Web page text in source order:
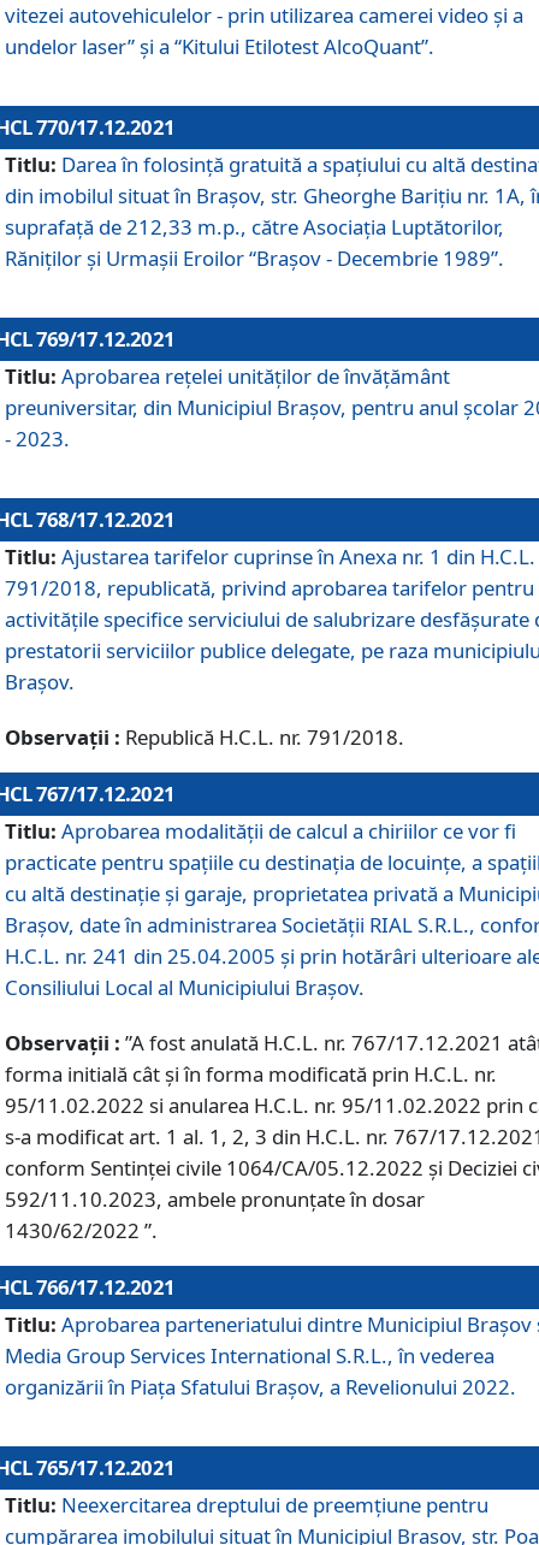
vitezei autovehiculelor - prin utilizarea camerei video și a
undelor laser” și a “Kitului Etilotest AlcoQuant”.
770/17.12.2021
Titlu: Darea în folosinţă gratuită a spaţiului cu altă
din imobilul situat în Braşov, str. Gheorghe Bariţiu nr. 1A,
suprafaţă de 212,33 m.p., către Asociaţia Luptătorilor,
Răniţilor şi Urmaşii Eroilor “Braşov - Decembrie 1989”.
769/17.12.2021
Titlu: Aprobarea reţelei unităţilor de învăţământ
preuniversitar, din Municipiul Braşov, pentru anul şcolar
- 2023.
768/17.12.2021
Titlu: Ajustarea tarifelor cuprinse în Anexa nr. 1 din H.C.L.
791/2018, republicată, privind aprobarea tarifelor pentru
activităţile specifice serviciului de salubrizare desfăşurate
prestatorii serviciilor publice delegate, pe raza
Braşov.
Observații : Republică H.C.L. nr. 791/2018.
767/17.12.2021
Titlu: Aprobarea modalității de calcul a chiriilor ce vor fi
practicate pentru spaţiile cu destinaţia de locuinţe, a
cu altă destinaţie şi garaje, proprietatea privată a
Braşov, date în administrarea Societăţii RIAL S.R.L.,
H.C.L. nr. 241 din 25.04.2005 și prin hotărâri ulterioare
Consiliului Local al Municipiului Braşov.
Observații : ”A fost anulată H.C.L. nr. 767/17.12.2021
forma initială cât și în forma modificată prin H.C.L. nr.
95/11.02.2022 si anularea H.C.L. nr. 95/11.02.2022 prin
s-a modificat art. 1 al. 1, 2, 3 din H.C.L. nr. 767/
conform Sentinței civile 1064/CA/05.12.2022 și Deciziei
592/11.10.2023, ambele pronunțate în dosar
1430/62/2022 ”.
766/17.12.2021
Titlu: Aprobarea parteneriatului dintre Municipiul Brașov
Media Group Services International S.R.L., în vederea
organizării în Piața Sfatului Brașov, a Revelionului 2022.
765/17.12.2021
Titlu: Neexercitarea dreptului de preemţiune pentru
cumpărarea imobilului situat în Municipiul Braşov, str.